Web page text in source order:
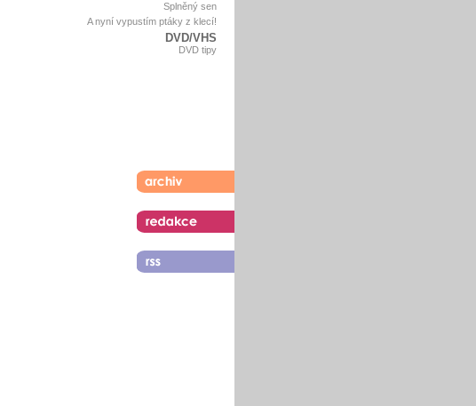
Splněný sen
A nyní vypustím ptáky z klecí!
DVD/VHS
DVD tipy